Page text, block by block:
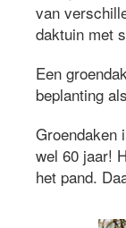
van
daktuin met
Een
beplanting
Groendaken
wel 60 jaar!
het pand.